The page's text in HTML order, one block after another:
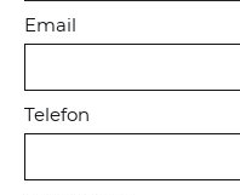
Email
Telefon